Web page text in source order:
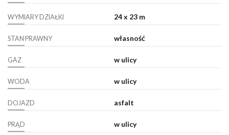
WYMIARY DZIAŁKI 24 x 23 m
STAN PRAWNY własność
GAZ w ulicy
WODA w ulicy
DOJAZD asfalt
PRĄD w ulicy